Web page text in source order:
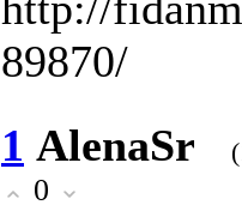
89870/
1 AlenaSr
0